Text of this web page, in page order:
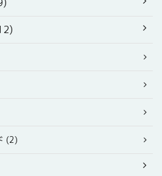
(2)